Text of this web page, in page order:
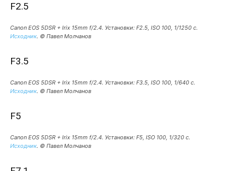
F2.5
Canon EOS 5DSR + Irix 15mm f/2.4. Установки: F2.5, ISO 100, 1/1250 c.
Исходник. © Павел Молчанов
F3.5
Canon EOS 5DSR + Irix 15mm f/2.4. Установки: F3.5, ISO 100, 1/640 c.
Исходник. © Павел Молчанов
F5
Canon EOS 5DSR + Irix 15mm f/2.4. Установки: F5, ISO 100, 1/320 c.
Исходник. © Павел Молчанов